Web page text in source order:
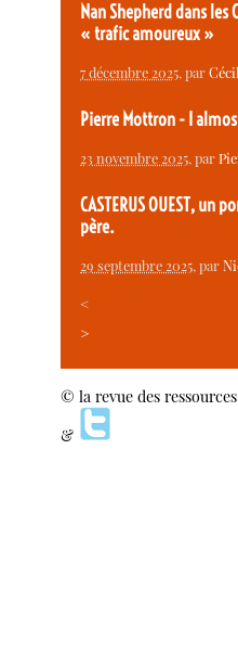
Nan Shepherd dans les
« trafic amoureux »
7 décembre 2025, par
Pierre Mottron - I
23 novembre 2025, par
CASTERUS OUEST, un
père.
29 septembre 2025, par
<
>
© la revue des
&